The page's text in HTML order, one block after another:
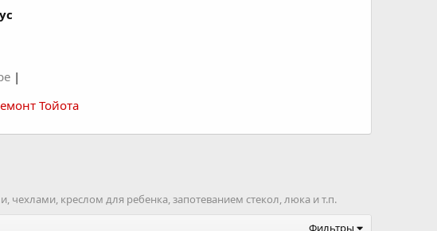
|
Тойота
креслом для ребенка, запотеванием стекол, люка и т.п.
Фильтры